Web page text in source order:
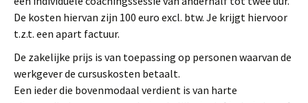
De kosten hiervan zijn 100 euro excl. btw. Je krijgt hiervoor
t.z.t. een apart factuur.
De zakelijke prijs is van toepassing op personen waarvan de
werkgever de cursuskosten betaalt.
Een ieder die bovenmodaal verdient is van harte